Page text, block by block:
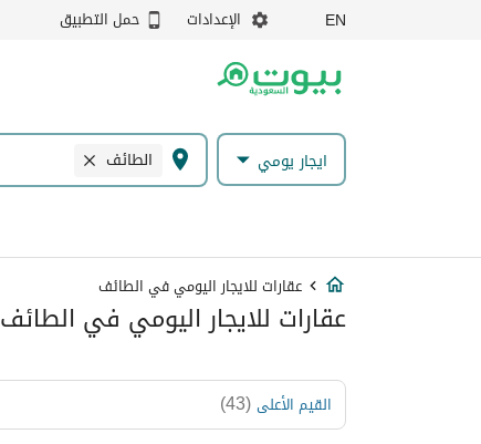
EN الإعدادات حمل التطبيق
ايجار يومي الطائف
عقارات للايجار اليومي في الطائف
عقارات للايجار اليومي في الطائف
القيم الأعلى(
43
)